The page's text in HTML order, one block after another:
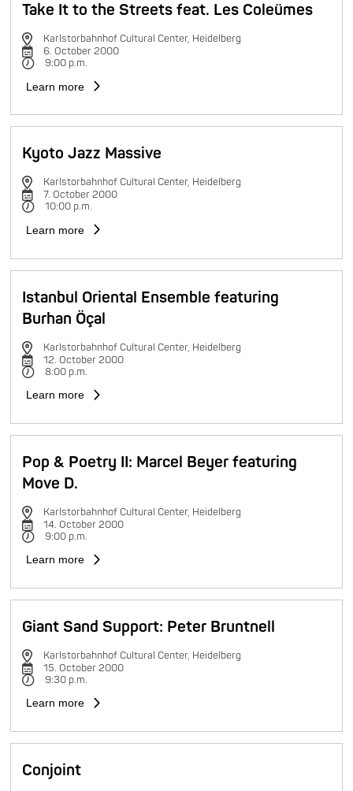
Take It to the Streets feat. Les Coleümes
Karlstorbahnhof Cultural Center, Heidelberg
6. October 2000
9:00 p.m.
Learn more
Kyoto Jazz Massive
Karlstorbahnhof Cultural Center, Heidelberg
7. October 2000
10:00 p.m.
Learn more
Istanbul Oriental Ensemble featuring
Burhan Öçal
Karlstorbahnhof Cultural Center, Heidelberg
12. October 2000
8:00 p.m.
Learn more
Pop & Poetry II: Marcel Beyer featuring
Move D.
Karlstorbahnhof Cultural Center, Heidelberg
14. October 2000
9:00 p.m.
Learn more
Giant Sand Support: Peter Bruntnell
Karlstorbahnhof Cultural Center, Heidelberg
15. October 2000
9:30 p.m.
Learn more
Conjoint